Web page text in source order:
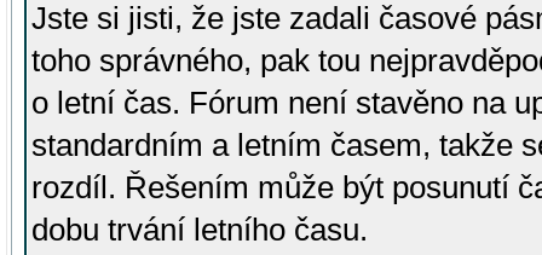
Jste si jisti, že jste zadali časové
toho správného, pak tou
o letní čas. Fórum není stavěno na
standardním a letním časem, takže
rozdíl. Řešením může být posunutí
dobu trvání letního času.